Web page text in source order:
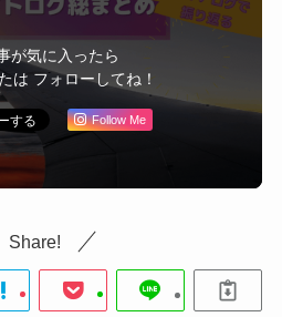
が気に入ったら
は フォローしてね！
Follow Me
Share!